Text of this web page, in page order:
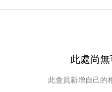
此處尚
此會員新增自己的